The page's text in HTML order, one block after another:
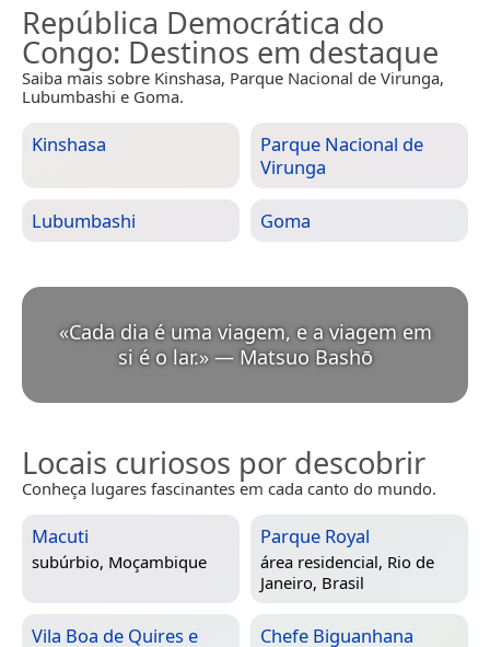
República Democrática do
Congo: Destinos em destaque
Saiba mais sobre Kinshasa, Parque Nacional de Virunga,
Lubumbashi e Goma.
Kinshasa
Parque Nacional de
Virunga
Lubumbashi Goma
«Cada dia é uma viagem, e a viagem em
si é o lar.» — Matsuo Bashō
Locais curiosos por descobrir
Conheça lugares fascinantes em cada canto do mundo.
Macuti
subúrbio, Moçambique
Parque Royal
área residencial, Rio de
Janeiro, Brasil
Vila Boa de Quires e
Chefe Biguanhana